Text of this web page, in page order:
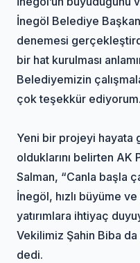
İnegöl Belediye
denemesi
bir hat kurulması
Belediyemizin
çok teşekkür
Yeni bir projeyi hayata
olduklarını belirten
Salman, “Canla başla
İnegöl, hızlı büyüme
yatırımlara ihtiyaç
Vekilimiz Şahin Biba da
dedi.